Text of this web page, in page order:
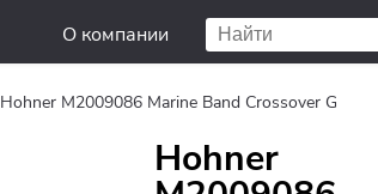
О компании
Hohner M2009086 Marine Band Crossover G
Hohner